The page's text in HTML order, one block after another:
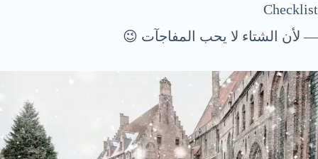
Checklist
— لأن الشتاء لا يحب المفاجآت 😉